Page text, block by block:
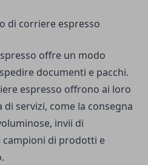
di corriere espresso
offre un modo
documenti e pacchi.
espresso offrono ai loro
servizi, come la consegna
invii di
di prodotti e